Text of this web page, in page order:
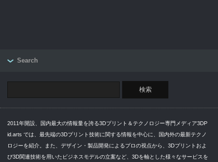
Search
2011年開設、国内最大の情報量を誇る3Dプリント＆テクノロジー専門メディア3DP
id.arts では、最先端の3Dプリント技術に関する情報を中心に、国内外の最新テクノ
ロジーを紹介。また、デザイン・製品開発によるプロの視点から、3Dプリントおよ
び3D関連技術を用いたビジネスモデルの立案など、3Dを軸とした様々なサービスを